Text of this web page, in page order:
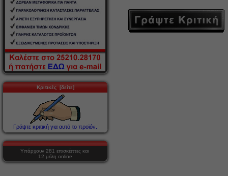
Κριτικές [δείτε]
Γράψτε κριτική για αυτό το προϊόν.
Υπάρχουν 281 επισκέπτες και
12 μέλη online